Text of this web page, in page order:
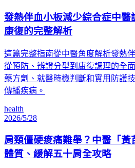
發熱伴血小板減少綜合症中醫
康復的完整解析
這篇完整指南從中醫角度解析發熱
從預防、辨證分型到康復調理的全
藥方劑、就醫時機判斷和實用防護
傳播疾病。
health
2026/5/28
肩頸僵硬痠痛難舉？中醫「黃
體質、緩解五十肩全攻略